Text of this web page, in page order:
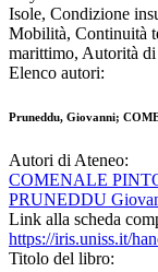
Isole, Condizione
Mobilità, Continuità
marittimo, Autorità
Elenco autori:
Pruneddu, Giovanni;
Autori di Ateneo:
COMENALE
PRUNEDDU
Link alla scheda
https://iris.uniss.it/
Titolo del libro: